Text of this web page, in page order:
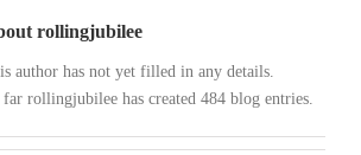
rollingjubilee
author has not yet filled in any details.
far rollingjubilee has created 484 blog entries.